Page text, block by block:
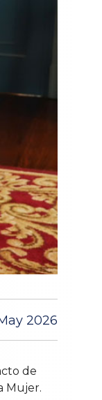
2026
de
Mujer.